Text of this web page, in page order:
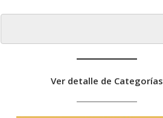
Ver detalle de Categorías